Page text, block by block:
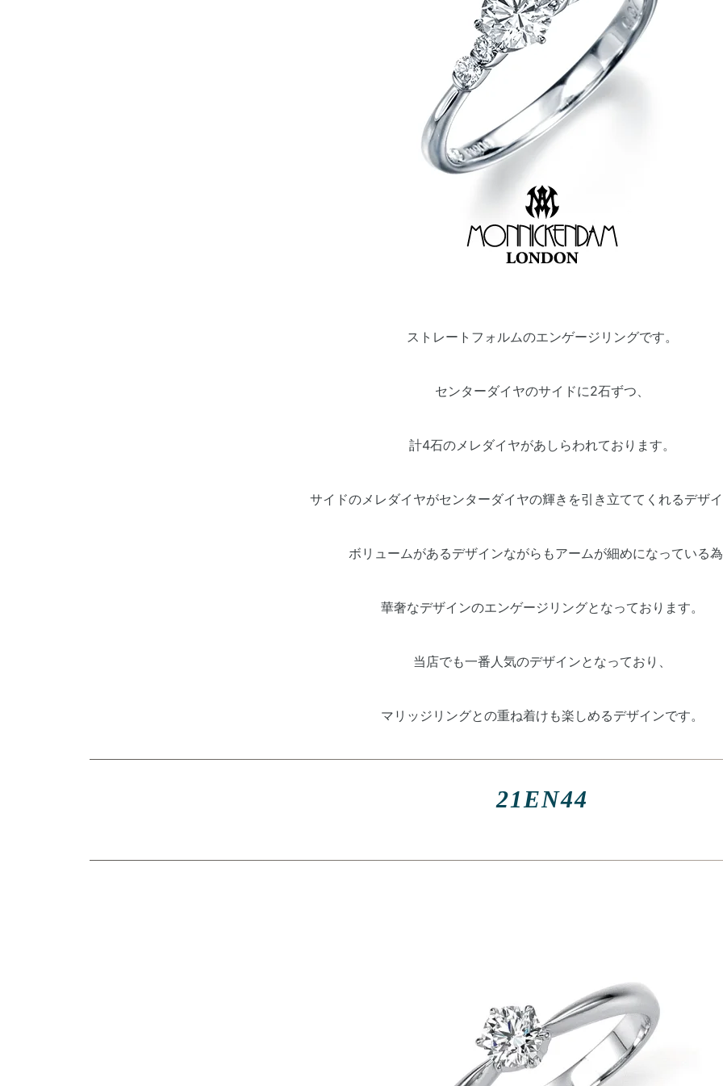
ストレートフォルムのエンゲージリングです。
センターダイヤのサイドに2石ずつ、
計4石のメレダイヤがあしらわれております。
サイドのメレダイヤがセンターダイヤの輝きを引き立ててくれるデザイ
ボリュームがあるデザインながらもアームが細めになっている為
華奢なデザインのエンゲージリングとなっております。
当店でも一番人気のデザインとなっており、
マリッジリングとの重ね着けも楽しめるデザインです。
21EN44